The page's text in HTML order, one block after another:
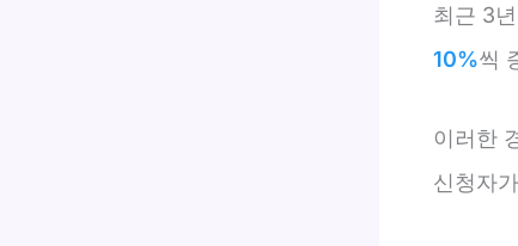
최근 3
10%씩
이러한
신청자